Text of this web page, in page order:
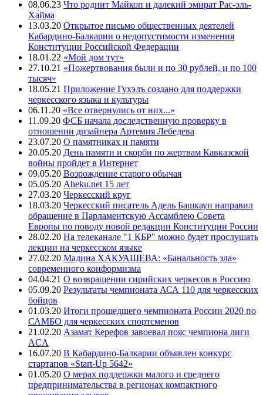
08.06.23 Что роднит Майкоп и далекий эмират Рас-эль-
Ха́йма
13.03.20 Открытое письмо общественных деятелей
Кабардино-Балкарии о недопустимости изменения
Конституции Российской Федерации
18.01.22 «Мой дом тут»
27.10.21 «Пожертвования были и по 30 рублей, и по 100
тысяч»
18.05.21 Приложение Гухэлъ создано для поддержки
черкесского языка и культуры
06.11.20 «Все отвернулись от них...»
11.09.20 ФСБ начала доследственную проверку в
отношении дизайнера Артемия Лебедева
23.07.20 О памятниках и памяти
20.05.20 День памяти и скорби по жертвам Кавказской
войны пройдет в Интернет
09.05.20 Возрождение старого обычая
05.05.20 Aheku.net 15 лет
27.03.20 Черкесский круг
18.03.20 Черкесский писатель Адель Башкауи направил
обращение в Парламентскую Ассамблею Совета
Европы по поводу новой редакции Конституции России
28.02.20 На телеканале "1 КБР" можно будет прослушать
лекции на черкесском языке
27.02.20 Мадина ХАКУАШЕВА: «Банальность зла»
современного конформизма
04.04.21 О возвращении сирийских черкесов в Россию
05.09.20 Результаты чемпионата АСА 110 для черкесских
бойцов
01.03.20 Итоги прошедшего чемпионата России 2020 по
САМБО для черкесских спортсменов
21.02.20 Азамат Керефов завоевал пояс чемпиона лиги
ACA
16.07.20 В Кабардино-Балкарии объявлен конкурс
стартапов «Start-Up 5642»
01.05.20 О мерах поддержки малого и среднего
предпринимательства в регионах компактного